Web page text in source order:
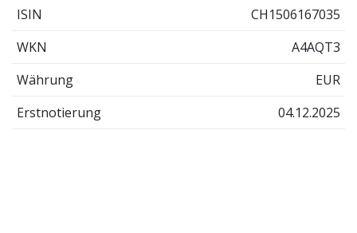
ISIN
CH1506167035
WKN
A4AQT3
Währung
EUR
Erstnotierung
04.12.2025